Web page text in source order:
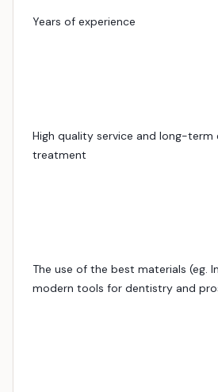
Years of experience
High quality service and long-
treatment
The use of the best materials (eg.
modern tools for dentistry and